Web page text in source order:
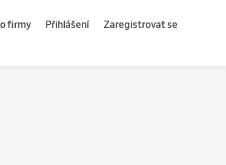
firmy Přihlášení Zaregistrovat se